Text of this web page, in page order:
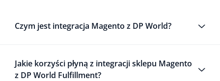
Czym jest integracja Magento z DP World?
Jakie korzyści płyną z integracji sklepu Magento
z DP World Fulfillment?